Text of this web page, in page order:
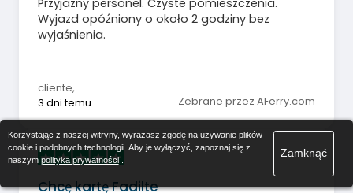
Wyjazd opóźniony o około 2 godziny bez
wyjaśnienia.
cliente,
3 dni temu
Zebrane przez AFerry.com
Chcę kartę Fadilte
Korzystając z naszej witryny, wyrażasz zgodę na używanie plików
cookie i podobnych technologii. Aby je wyłączyć, zapoznaj się z
naszym polityka prywatności.
Zamknąć